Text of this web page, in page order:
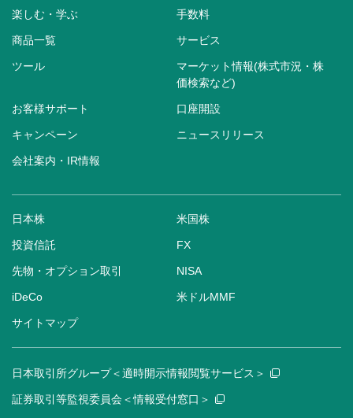
楽しむ・学ぶ 手数料
商品一覧 サービス
ツール
マーケット情報(株式市況・株
価検索など)
お客様サポート 口座開設
キャンペーン ニュースリリース
会社案内・IR情報
日本株 米国株
投資信託 FX
先物・オプション取引 NISA
iDeCo 米ドルMMF
サイトマップ
日本取引所グループ＜適時開示情報閲覧サービス＞
証券取引等監視委員会＜情報受付窓口＞